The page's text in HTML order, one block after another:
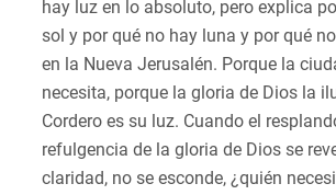
hay luz en lo absoluto, pero explica
sol y por qué no hay luna y por qué
en la Nueva Jerusalén. Porque la
necesita, porque la gloria de Dios la
Cordero es su luz. Cuando el
refulgencia de la gloria de Dios se
claridad, no se esconde, ¿quién